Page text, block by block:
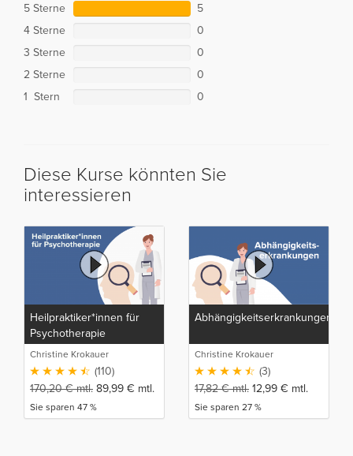
5 Sterne
5
4 Sterne
0
3 Sterne
0
2 Sterne
0
1 Stern
0
Diese Kurse könnten Sie
interessieren
Heilpraktiker*innen für
Psychotherapie
Christine Krokauer
(110)
170,20€mtl. 89,99 € mtl.
Sie sparen 47 %
Abhängigkeitserkrankungen
Christine Krokauer
(3)
17,82€mtl. 12,99 € mtl.
Sie sparen 27 %